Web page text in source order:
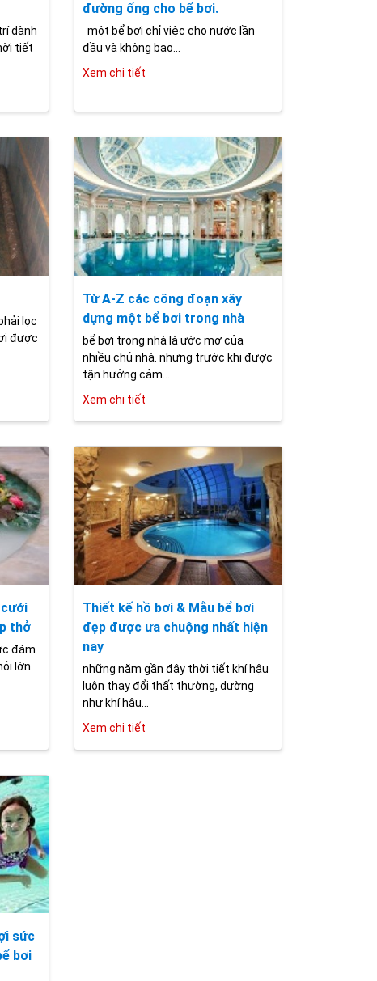
dành
tiết
đường ống cho bể bơi.
một bể bơi chỉ việc cho nước lần
đầu và không bao...
Xem chi tiết
lọc
được
Từ A-Z các công đoạn xây
dựng một bể bơi trong nhà
bể bơi trong nhà là ước mơ của
nhiều chủ nhà. nhưng trước khi được
tận hưởng cảm...
Xem chi tiết
thở
đám
lớn
Thiết kế hồ bơi & Mẫu bể bơi
đẹp được ưa chuộng nhất hiện
nay
những năm gần đây thời tiết khí hậu
luôn thay đổi thất thường, dường
như khí hậu...
Xem chi tiết
sức
bơi